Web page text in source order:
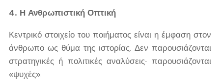
4. Η Ανθρωπιστική Οπτική
Κεντρικό στοιχείο του ποιήματος είναι η έμφαση στον
άνθρωπο ως θύμα της ιστορίας. Δεν παρουσιάζονται
στρατηγικές ή πολιτικές αναλύσεις· παρουσιάζονται
«ψυχές».